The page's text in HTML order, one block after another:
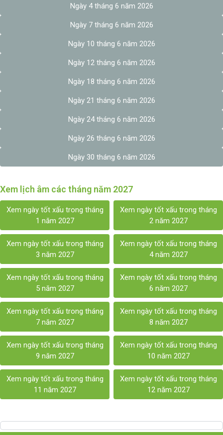
Ngày 4 tháng 6 năm 2026
Ngày 7 tháng 6 năm 2026
Ngày 10 tháng 6 năm 2026
Ngày 12 tháng 6 năm 2026
Ngày 18 tháng 6 năm 2026
Ngày 21 tháng 6 năm 2026
Ngày 24 tháng 6 năm 2026
Ngày 26 tháng 6 năm 2026
Ngày 30 tháng 6 năm 2026
Xem lịch âm các tháng năm 2027
Xem ngày tốt xấu trong tháng
1 năm 2027
Xem ngày tốt xấu trong tháng
2 năm 2027
Xem ngày tốt xấu trong tháng
3 năm 2027
Xem ngày tốt xấu trong tháng
4 năm 2027
Xem ngày tốt xấu trong tháng
5 năm 2027
Xem ngày tốt xấu trong tháng
6 năm 2027
Xem ngày tốt xấu trong tháng
7 năm 2027
Xem ngày tốt xấu trong tháng
8 năm 2027
Xem ngày tốt xấu trong tháng
9 năm 2027
Xem ngày tốt xấu trong tháng
10 năm 2027
Xem ngày tốt xấu trong tháng
11 năm 2027
Xem ngày tốt xấu trong tháng
12 năm 2027